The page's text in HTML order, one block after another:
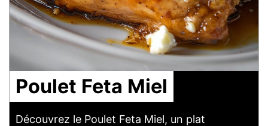
Poulet Feta Miel
Découvrez le Poulet Feta Miel, un plat